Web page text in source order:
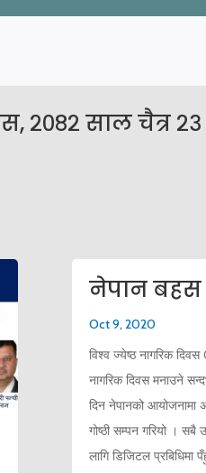
२०८२ साल चैत्र
नेपान बहस
Oct 9, 2020
विश्व ज्येष्ठ नागरिक
नागरिक दिवस मनाउने
दिन नेपानको आयोजनामा
गोष्ठी सम्पन गरियो ।
लागि डिजिटल प्रबिधिमा